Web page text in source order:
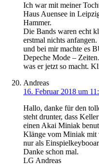
Ich war mit meiner
Haus Auensee in
Hammer.
Die Bands waren echt
erstmal nichts
und bei mir machte es
Depeche Mode –
was er jetzt so macht.
Andreas
16. Februar 2018 um
Hallo, danke für den
steht drunter, dass
einen Akai Miniak
Klänge vom Miniak mit
nur als
Danke schon mal.
LG Andreas